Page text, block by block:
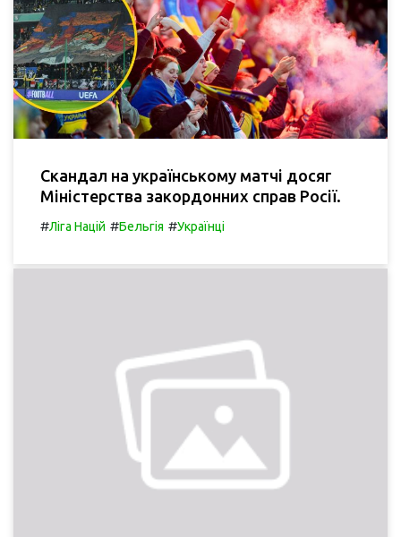
Скандал на українському матчі досяг
Міністерства закордонних справ Росії.
#Ліга Націй #Бельгія #Українці